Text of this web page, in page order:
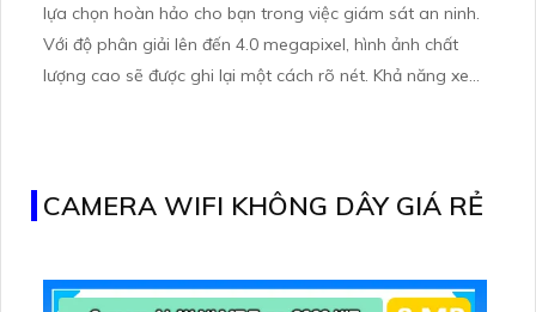
lựa chọn hoàn hảo cho bạn trong việc giám sát an ninh.
Với độ phân giải lên đến 4.0 megapixel, hình ảnh chất
lượng cao sẽ được ghi lại một cách rõ nét. Khả năng xem
CAMERA WIFI KHÔNG DÂY GIÁ RẺ